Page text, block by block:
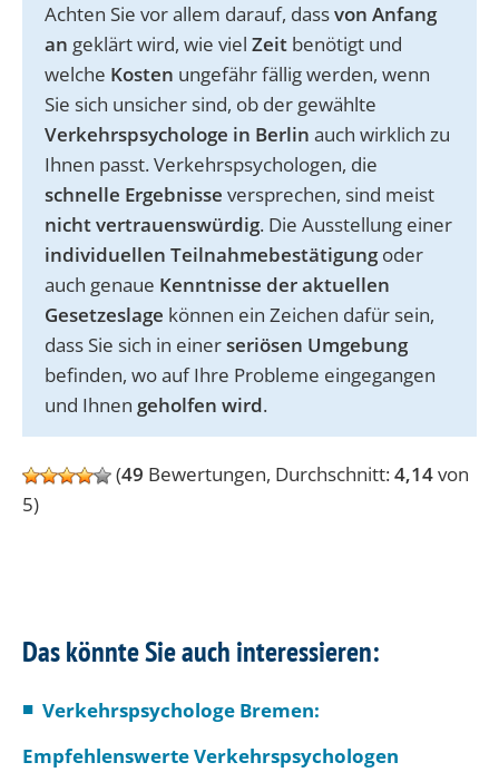
Achten Sie vor allem darauf, dassvon Anfang
an geklärt wird, wie viel Zeit benötigt und
welche Kosten ungefähr fällig werden, wenn
Sie sich unsicher sind, ob der gewählte
Verkehrspsychologe in Berlin auch wirklich zu
Ihnen passt. Verkehrspsychologen, die
schnelle Ergebnisse versprechen, sind meist
nicht vertrauenswürdig. Die Ausstellung einer
individuellen Teilnahmebestätigungoder
auch genaue Kenntnisse der aktuellen
Gesetzeslage können ein Zeichen dafür sein,
dass Sie sich in einerseriösen Umgebung
befinden, wo auf Ihre Probleme eingegangen
und Ihnen geholfen wird.
(49 Bewertungen, Durchschnitt:4,14von
5)
Das könnte Sie auch interessieren:
Verkehrspsychologe Bremen:
Empfehlenswerte Verkehrspsychologen